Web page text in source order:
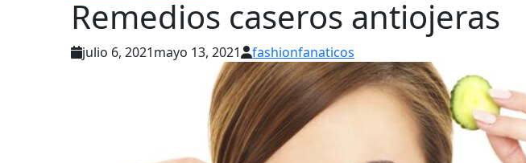
Remedios caseros antiojeras
julio 6, 2021mayo 13, 2021 fashionfanaticos